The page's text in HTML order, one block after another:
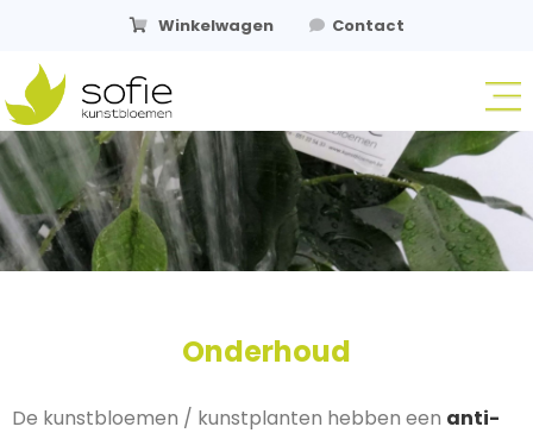
Winkelwagen Contact
Onderhoud
De kunstbloemen / kunstplanten hebben een anti-